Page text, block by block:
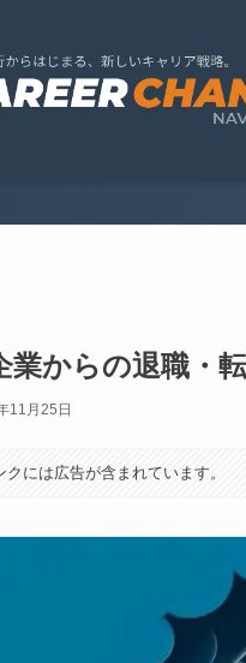
業からの退職・
11月25日
には広告が含まれています。